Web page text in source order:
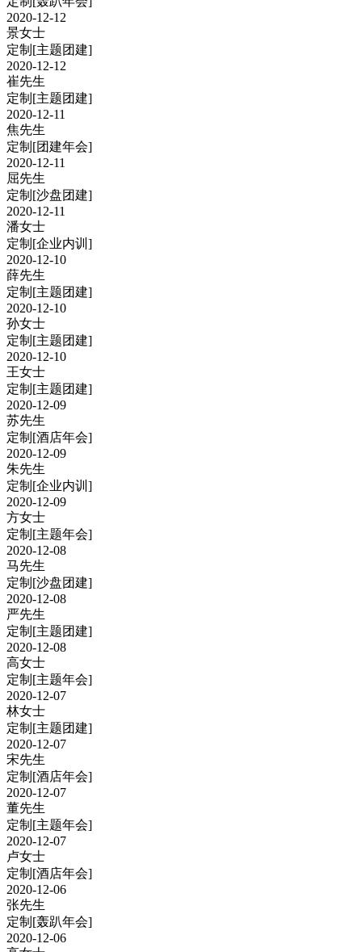
2020-12-12
景女士
定制 [主题团建]
2020-12-12
崔先生
定制 [主题团建]
2020-12-11
焦先生
定制 [团建年会]
2020-12-11
屈先生
定制 [沙盘团建]
2020-12-11
潘女士
定制 [企业内训]
2020-12-10
薛先生
定制 [主题团建]
2020-12-10
孙女士
定制 [主题团建]
2020-12-10
王女士
定制 [主题团建]
2020-12-09
苏先生
定制 [酒店年会]
2020-12-09
朱先生
定制 [企业内训]
2020-12-09
方女士
定制 [主题年会]
2020-12-08
马先生
定制 [沙盘团建]
2020-12-08
严先生
定制 [主题团建]
2020-12-08
高女士
定制 [主题年会]
2020-12-07
林女士
定制 [主题团建]
2020-12-07
宋先生
定制 [酒店年会]
2020-12-07
董先生
定制 [主题年会]
2020-12-07
卢女士
定制 [酒店年会]
2020-12-06
张先生
定制 [轰趴年会]
2020-12-06